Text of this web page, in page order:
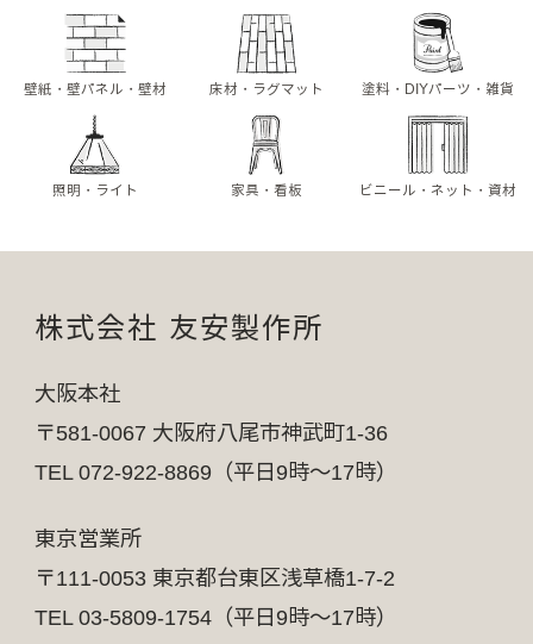
壁紙・壁パネル・壁材 床材・ラグマット 塗料・DIYパーツ・雑貨
照明・ライト 家具・看板 ビニール・ネット・資材
株式会社 友安製作所
大阪本社
〒581-0067 大阪府八尾市神武町1-36
TEL 072-922-8869（平日9時～17時）
東京営業所
〒111-0053 東京都台東区浅草橋1-7-2
TEL 03-5809-1754（平日9時～17時）